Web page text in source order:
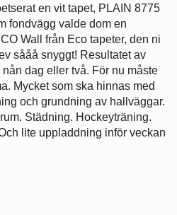
en vit tapet, PLAIN 8775
fondvägg valde dom en
Wall från Eco tapeter, den ni
sååå snyggt! Resultatet av
dag eller två. För nu måste
Mycket som ska hinnas med
och grundning av hallväggar.
Städning. Hockeyträning.
lite uppladdning inför veckan